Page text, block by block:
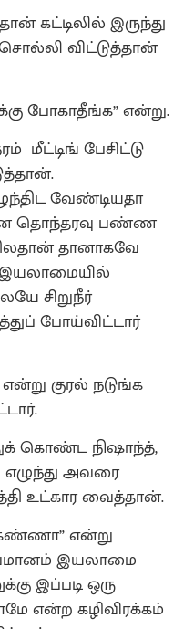
கட்டிலில் இருந்து
சொல்லி விட்டுத்தான்
போகாதீங்க” என்று.
மீட்டிங் பேசிட்டு
வேண்டியதா
தொந்தரவு பண்ண
தானாகவே
சிறுநீர்
போய்விட்டார்
என்று குரல் நடுங்க
கொண்ட நிஷாந்த்,
எழுந்து அவரை
உட்கார வைத்தான்.
என்று
இயலாமை
இப்படி ஒரு
என்ற கழிவிரக்கம்